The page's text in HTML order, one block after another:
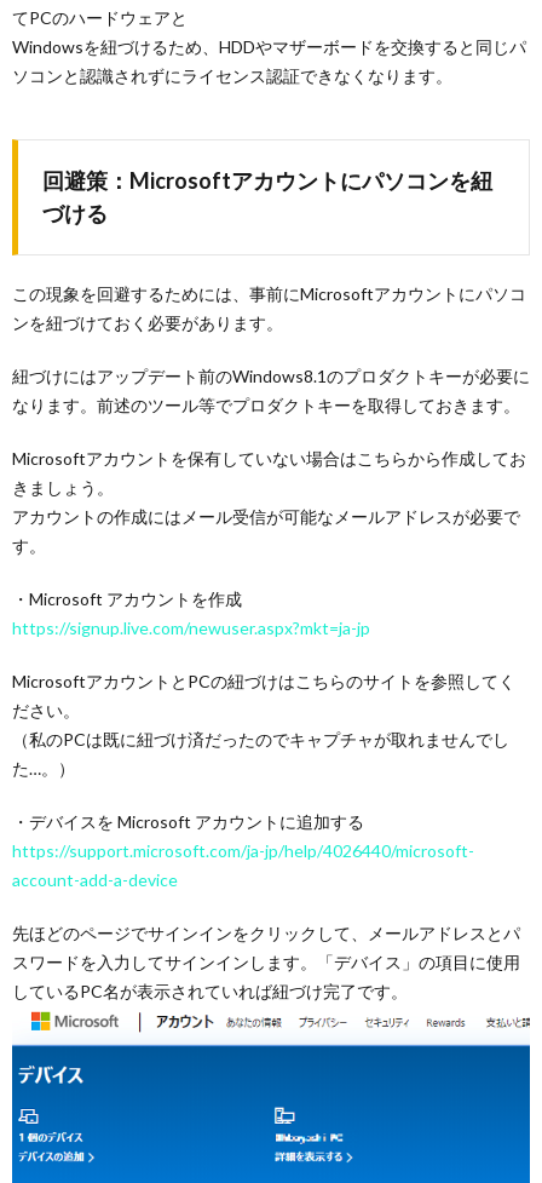
てPCのハードウェアと
Windowsを紐づけるため、HDDやマザーボードを交換すると同じパ
ソコンと認識されずにライセンス認証できなくなります。
回避策：Microsoftアカウントにパソコンを紐
づける
この現象を回避するためには、事前にMicrosoftアカウントにパソコ
ンを紐づけておく必要があります。
紐づけにはアップデート前のWindows8.1のプロダクトキーが必要に
なります。前述のツール等でプロダクトキーを取得しておきます。
Microsoftアカウントを保有していない場合はこちらから作成してお
きましょう。
アカウントの作成にはメール受信が可能なメールアドレスが必要で
す。
・Microsoft アカウントを作成
https://signup.live.com/newuser.aspx?mkt=ja-jp
MicrosoftアカウントとPCの紐づけはこちらのサイトを参照してく
ださい。
（私のPCは既に紐づけ済だったのでキャプチャが取れませんでし
た…。）
・デバイスを Microsoft アカウントに追加する
https://support.microsoft.com/ja-jp/help/4026440/microsoft-
account-add-a-device
先ほどのページでサインインをクリックして、メールアドレスとパ
スワードを入力してサインインします。「デバイス」の項目に使用
しているPC名が表示されていれば紐づけ完了です。